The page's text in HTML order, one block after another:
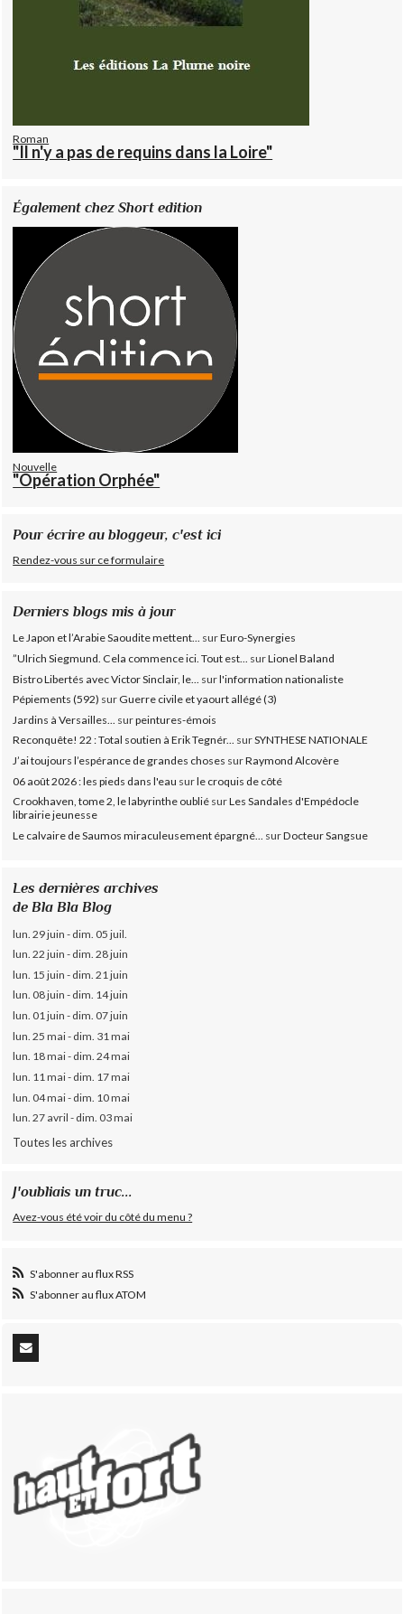
Roman
"Il n'y a pas de requins dans la Loire"
Également chez Short edition
Nouvelle
"Opération Orphée"
Pour écrire au bloggeur, c'est ici
Rendez-vous sur ce formulaire
Derniers blogs mis à jour
Le Japon et l’Arabie Saoudite mettent... surEuro-Synergies
”Ulrich Siegmund. Cela commence ici. Tout est...
surLionel Baland
Bistro Libertés avec Victor Sinclair, le...
surl'information nationaliste
Pépiements (592) surGuerre civile et yaourt allégé (3)
Jardins à Versailles...
surpeintures-émois
Reconquête! 22 : Total soutien à Erik Tegnér... surSYNTHESE NATIONALE
J’ai toujours l’espérance de grandes choses surRaymond Alcovère
06 août 2026 : les pieds dans l'eau surle croquis de côté
Crookhaven, tome 2, le labyrinthe oublié surLes Sandales d'Empédocle
librairie jeunesse
Le calvaire de Saumos miraculeusement épargné...
surDocteur Sangsue
Les dernières archives
de Bla Bla Blog
lun. 29 juin - dim. 05 juil.
lun. 22 juin - dim. 28 juin
lun. 15 juin - dim. 21 juin
lun. 08 juin - dim. 14 juin
lun. 01 juin - dim. 07 juin
lun. 25 mai - dim. 31 mai
lun. 18 mai - dim. 24 mai
lun. 11 mai - dim. 17 mai
lun. 04 mai - dim. 10 mai
lun. 27 avril - dim. 03 mai
Toutes les archives
J'oubliais un truc...
Avez-vous été voir du côté du menu ?
S'abonner au flux RSS
S'abonner au flux ATOM